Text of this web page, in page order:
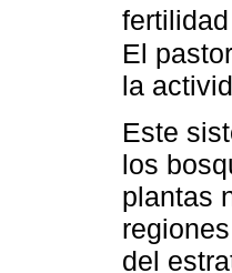
El
la
Este
los
plantas
del